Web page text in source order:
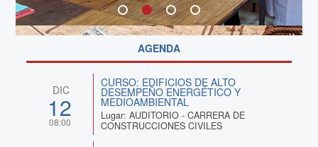
AGENDA
DIC
12
08:00
CURSO: EDIFICIOS DE ALTO
DESEMPEÑO ENERGÉTICO Y
MEDIOAMBIENTAL
Lugar: AUDITORIO - CARRERA DE
CONSTRUCCIONES CIVILES